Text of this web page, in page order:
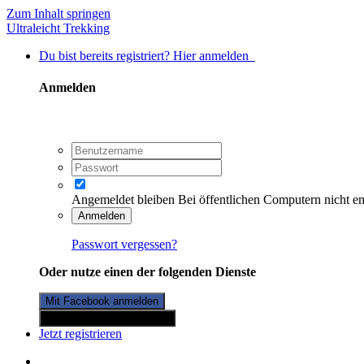
Zum Inhalt springen
Ultraleicht Trekking
Du bist bereits registriert? Hier anmelden
Anmelden
Angemeldet bleiben Bei öffentlichen Computern nicht
Anmelden
Passwort vergessen?
Oder nutze einen der folgenden Dienste
Mit Facebook anmelden
Jetzt registrieren